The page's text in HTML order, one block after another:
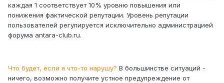
каждая 1 соответствует 10% уровню повышения или
понижения фактической репутации. Уровень репутации
пользователей регулируется исключительно администрацией
форума antara-club.ru.
Что будет, если я что-то нарушу? В большинстве ситуаций -
ничего, возможно получите устное предупреждение от